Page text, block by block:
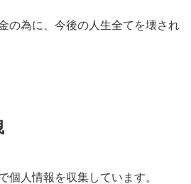
の為に、今後の人生全てを壊され
個人情報を収集しています。